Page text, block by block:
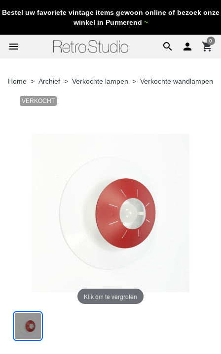
Bestel uw favoriete vintage items gewoon online of bezoek onze
winkel in Purmerend ~
search
menu  shopping_cart
0
Home Archief Verkochte lampen Verkochte wandlampen
VERKOCHT
Klik om te vergroten